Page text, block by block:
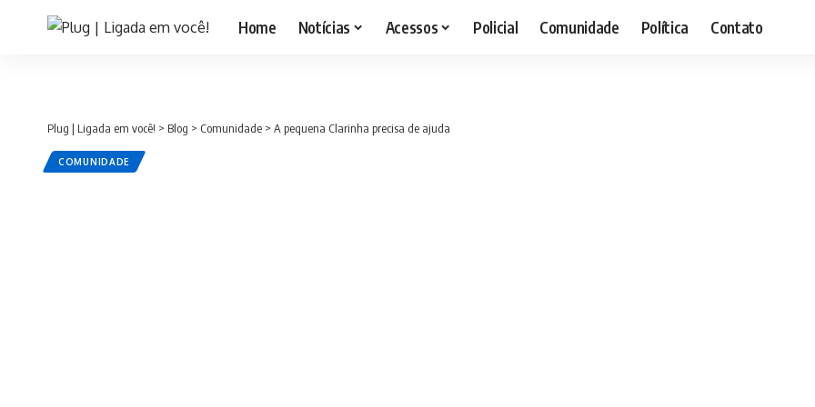
Home Notícias Acessos Policial Comunidade Política Contato
Plug | Ligada em você! > Blog > Comunidade > A pequena Clarinha precisa de ajuda
COMUNIDADE